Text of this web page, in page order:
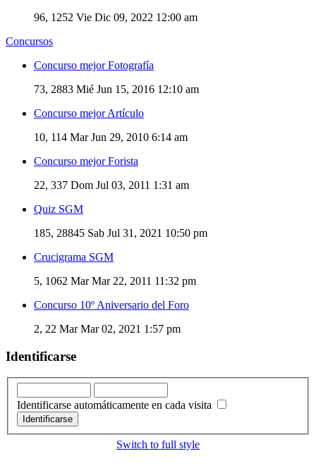
96, 1252 Vie Dic 09, 2022 12:00 am
Concursos
Concurso mejor Fotografía
73, 2883 Mié Jun 15, 2016 12:10 am
Concurso mejor Artículo
10, 114 Mar Jun 29, 2010 6:14 am
Concurso mejor Forista
22, 337 Dom Jul 03, 2011 1:31 am
Quiz SGM
185, 28845 Sab Jul 31, 2021 10:50 pm
Crucigrama SGM
5, 1062 Mar Mar 22, 2011 11:32 pm
Concurso 10º Aniversario del Foro
2, 22 Mar Mar 02, 2021 1:57 pm
Identificarse
Identificarse automáticamente en cada visita
Switch to full style